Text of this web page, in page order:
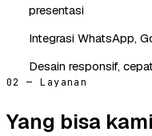
presentasi
Integrasi WhatsApp,
Desain responsif,
02 — Layanan
Yang bisa